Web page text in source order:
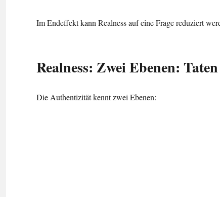
Im Endeffekt kann Realness auf eine Frage reduziert
Realness: Zwei Ebenen:
Die Authentizität kennt zwei Ebenen: